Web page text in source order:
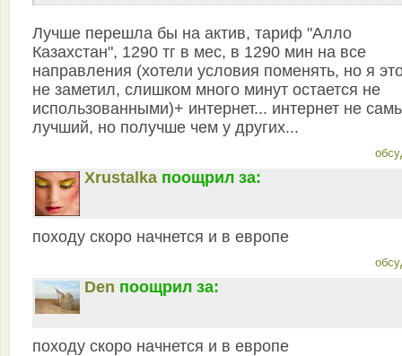
Лучше перешла бы на актив, тариф "Алло
Казахстан", 1290 тг в мес, в 1290 мин на все
направления (хотели условия поменять, но я
не заметил, слишком много минут остается не
использованными)+ интернет... интернет не
лучший, но получше чем у других...
Xrustalka поощрил за:
походу скоро начнется и в европе
Den поощрил за:
походу скоро начнется и в европе